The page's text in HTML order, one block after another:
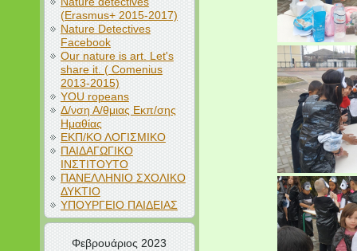
(Erasmus+ 2015-2017)
Nature Detectives
Facebook
Our nature is art. Let's
share it. ( Comenius
2013-2015)
YOU ropeans
Δ/νση Α/θμιας Εκπ/σης
Ημαθίας
ΕΚΠ/ΚΟ ΛΟΓΙΣΜΙΚΟ
ΠΑΙΔΑΓΩΓΙΚΟ
ΙΝΣΤΙΤΟΥΤΟ
ΠΑΝΕΛΛΗΝΙΟ ΣΧΟΛΙΚΟ
ΔΥΚΤΙΟ
ΥΠΟΥΡΓΕΙΟ ΠΑΙΔΕΙΑΣ
Φεβρουάριος 2023